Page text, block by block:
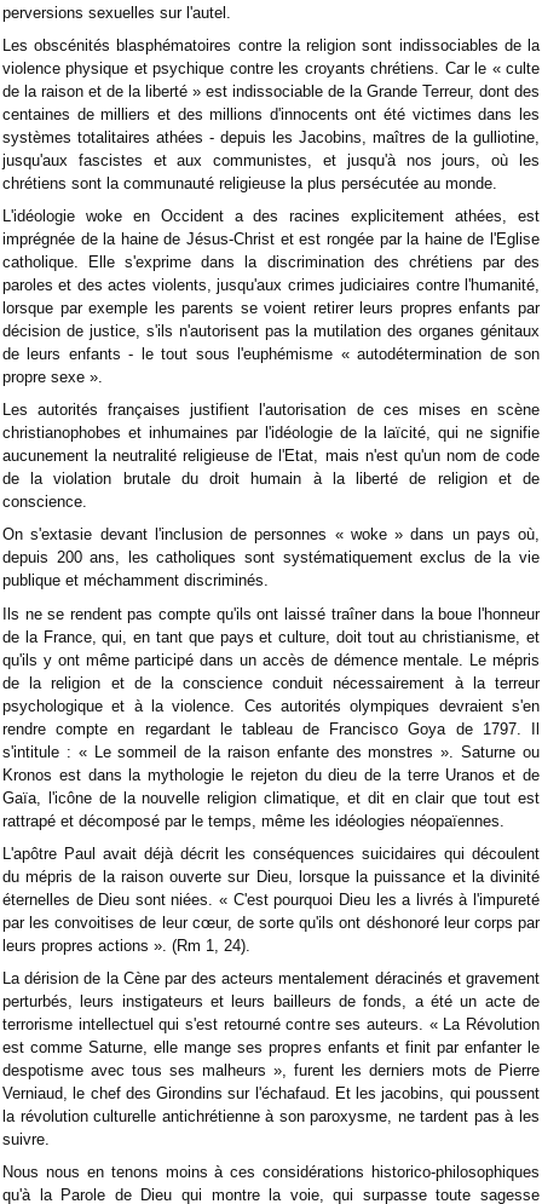
perversions sexuelles sur l'autel.
Les obscénités blasphématoires contre la religion sont indissociables de la
violence physique et psychique contre les croyants chrétiens. Car le « culte
de la raison et de la liberté » est indissociable de la Grande Terreur, dont des
centaines de milliers et des millions d'innocents ont été victimes dans les
systèmes totalitaires athées - depuis les Jacobins, maîtres de la gulliotine,
jusqu'aux fascistes et aux communistes, et jusqu'à nos jours, où les
chrétiens sont la communauté religieuse la plus persécutée au monde.
L'idéologie woke en Occident a des racines explicitement athées, est
imprégnée de la haine de Jésus-Christ et est rongée par la haine de l'Eglise
catholique. Elle s'exprime dans la discrimination des chrétiens par des
paroles et des actes violents, jusqu'aux crimes judiciaires contre l'humanité,
lorsque par exemple les parents se voient retirer leurs propres enfants par
décision de justice, s'ils n'autorisent pas la mutilation des organes génitaux
de leurs enfants - le tout sous l'euphémisme « autodétermination de son
propre sexe ».
Les autorités françaises justifient l'autorisation de ces mises en scène
christianophobes et inhumaines par l'idéologie de la laïcité, qui ne signifie
aucunement la neutralité religieuse de l'Etat, mais n'est qu'un nom de code
de la violation brutale du droit humain à la liberté de religion et de
conscience.
On s'extasie devant l'inclusion de personnes « woke » dans un pays où,
depuis 200 ans, les catholiques sont systématiquement exclus de la vie
publique et méchamment discriminés.
Ils ne se rendent pas compte qu'ils ont laissé traîner dans la boue l'honneur
de la France, qui, en tant que pays et culture, doit tout au christianisme, et
qu'ils y ont même participé dans un accès de démence mentale. Le mépris
de la religion et de la conscience conduit nécessairement à la terreur
psychologique et à la violence. Ces autorités olympiques devraient s'en
rendre compte en regardant le tableau de Francisco Goya de 1797. Il
s'intitule : « Le sommeil de la raison enfante des monstres ». Saturne ou
Kronos est dans la mythologie le rejeton du dieu de la terre Uranos et de
Gaïa, l'icône de la nouvelle religion climatique, et dit en clair que tout est
rattrapé et décomposé par le temps, même les idéologies néopaïennes.
L'apôtre Paul avait déjà décrit les conséquences suicidaires qui découlent
du mépris de la raison ouverte sur Dieu, lorsque la puissance et la divinité
éternelles de Dieu sont niées. « C'est pourquoi Dieu les a livrés à l'impureté
par les convoitises de leur cœur, de sorte qu'ils ont déshonoré leur corps par
leurs propres actions ». (Rm 1, 24).
La dérision de la Cène par des acteurs mentalement déracinés et gravement
perturbés, leurs instigateurs et leurs bailleurs de fonds, a été un acte de
terrorisme intellectuel qui s'est retourné contre ses auteurs. « La Révolution
est comme Saturne, elle mange ses propres enfants et finit par enfanter le
despotisme avec tous ses malheurs », furent les derniers mots de Pierre
Verniaud, le chef des Girondins sur l'échafaud. Et les jacobins, qui poussent
la révolution culturelle antichrétienne à son paroxysme, ne tardent pas à les
suivre.
Nous nous en tenons moins à ces considérations historico-philosophiques
qu'à la Parole de Dieu qui montre la voie, qui surpasse toute sagesse